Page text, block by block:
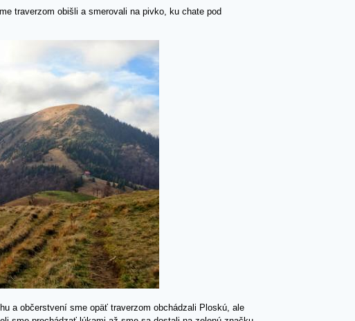
traverzom obišli a smerovali na pivko, ku chate pod
a občerstvení sme opäť traverzom obchádzali Ploskú, ale